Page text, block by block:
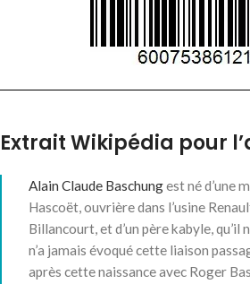
Extrait Wikipédia pour
Alain Claude Baschungest né d’une
Hascoët, ouvrière dans l’usine
Billancourt, et d’un père kabyle, qu’il
n’a jamais évoqué cette liaison
après cette naissance avec Roger